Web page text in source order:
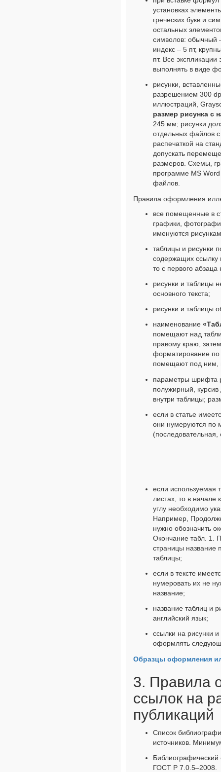
установках
греческих букв и
остальных
символов: обычный
индекс – 5 пт,
пт. Все
выполнять в виде
рисунки,
разрешением 300
иллюстраций,
размер рисунка с
245 мм; рисунки
отдельных файлов
распечаткой на
допускать
размеров. Схемы,
программе MS
файлов.
Правила оформления
все помещенные в
графики,
именуются
таблицы и рисунки
содержащих ссылку
то с первого
рисунки и таблицы
основного текста;
рисунки и таблицы
наименование
помещают над
правому краю,
форматирование по
помещают под ним,
параметры шрифта
полужирный,
внутри таблицы;
если в статье
они нумеруются по
если используемая
листах, то в
углу необходимо
Например,
нужно обозначить
Окончание табл. 1.
страницы название
таблицы;
если в тексте
нумеровать их не
название;
название таблиц и
английский язык;
ссылки на рисунки
оформлять
Образцы оформления
3. Правила
ссылок на
публикаций
Список
источников.
Библиографический
ГОСТ Р 7.0.5–2008.